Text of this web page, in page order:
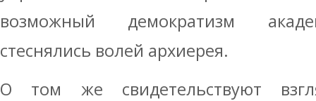
возможный демократизм
стеснялись волей архиерея.
О том же свидетельствуют